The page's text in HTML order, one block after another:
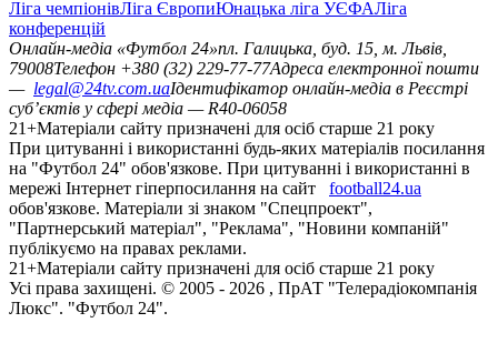
Ліга чемпіонівЛіга ЄвропиЮнацька ліга УЄФАЛіга
конференцій
Онлайн-медіа «Футбол 24»пл. Галицька, буд. 15, м. Львів,
79008Телефон +380 (32) 229-77-77Адреса електронної пошти
— legal@24tv.com.uaІдентифікатор онлайн-медіа в Реєстрі
суб’єктів у сфері медіа — R40-06058
21+Матеріали сайту призначені для осіб старше 21 року
При цитуванні і використанні будь-яких матеріалів посилання
на "Футбол 24" обов'язкове. При цитуванні і використанні в
мережі Інтернет гіперпосилання на сайт
football24.ua
обов'язкове. Матеріали зі знаком "Спецпроект",
"Партнерський матеріал", "Реклама", "Новини компаній"
публікуємо на правах реклами.
21+Матеріали сайту призначені для осіб старше 21 року
Усi права захищенi. © 2005 - 2026 , ПрАТ "Телерадіокомпанія
Люкс". "Футбол 24".